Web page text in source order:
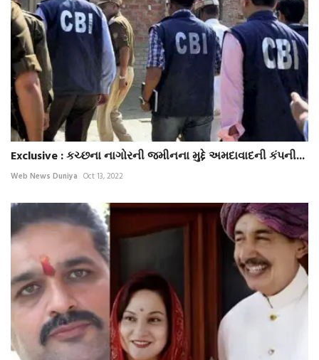
Exclusive : કચ્છના નાગોરની જમીનના મુદ્દે અમદાવાદની કંપની...
Web News Duniya Oct 13, 2022